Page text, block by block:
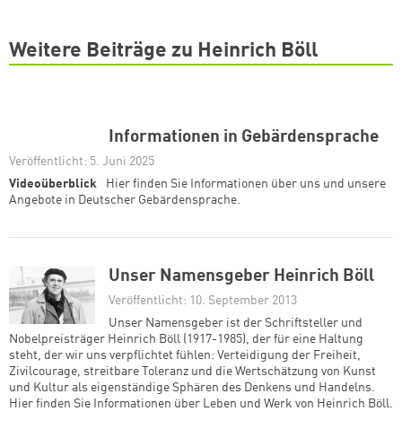
Informationen in Gebärdensprache
Veröffentlicht: 5. Juni 2025
Unser Namensgeber Heinrich Böll
Veröffentlicht: 10. September 2013
Unser Namensgeber ist der Schriftsteller und
Nobelpreisträger Heinrich Böll (1917-1985), der für eine Haltung
steht, der wir uns verpflichtet fühlen: Verteidigung der Freiheit,
Zivilcourage, streitbare Toleranz und die Wertschätzung von Kunst